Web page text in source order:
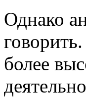
Однако
более